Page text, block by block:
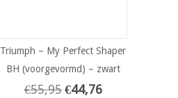
Triumph – My Perfect Shaper
BH (voorgevormd) – zwart
€55,95 €44,76